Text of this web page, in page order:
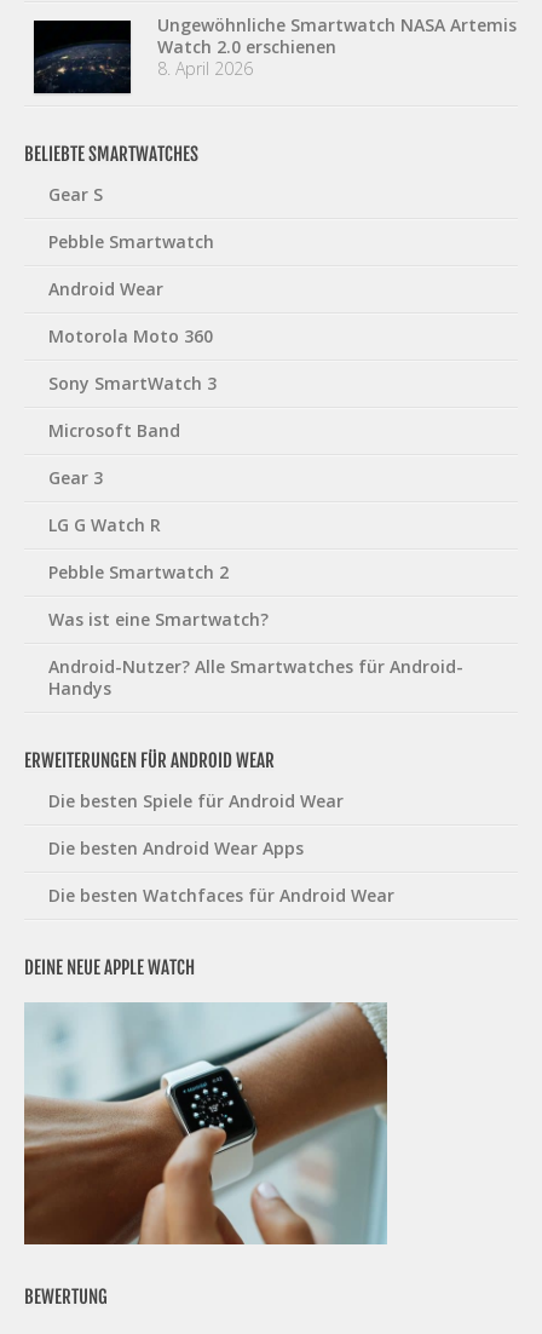
Ungewöhnliche Smartwatch NASA Artemis
Watch 2.0 erschienen
8. April 2026
BELIEBTE SMARTWATCHES
Gear S
Pebble Smartwatch
Android Wear
Motorola Moto 360
Sony SmartWatch 3
Microsoft Band
Gear 3
LG G Watch R
Pebble Smartwatch 2
Was ist eine Smartwatch?
Android-Nutzer? Alle Smartwatches für Android-
Handys
ERWEITERUNGEN FÜR ANDROID WEAR
Die besten Spiele für Android Wear
Die besten Android Wear Apps
Die besten Watchfaces für Android Wear
DEINE NEUE APPLE WATCH
BEWERTUNG